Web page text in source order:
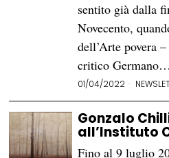
sentito già dalla
Novecento,
dell’Arte povera
critico Germano…
01/04/2022
Gonzalo
all’Instituto
Fino al 9 luglio